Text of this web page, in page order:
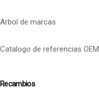
Arbol de marcas
Catalogo de referencias OEM
Recambios